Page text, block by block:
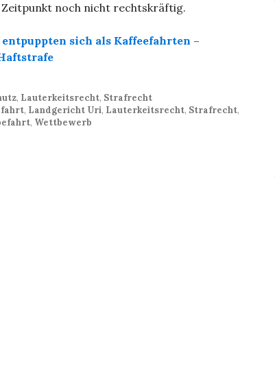
noch nicht rechtskräftig.
sich als Kaffeefahrten –
, Lauterkeitsrecht, Strafrecht
, Landgericht Uri, Lauterkeitsrecht, Strafrecht,
, Wettbewerb